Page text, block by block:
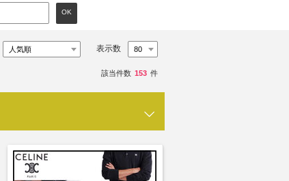
OK
表示数
該当件数 153 件